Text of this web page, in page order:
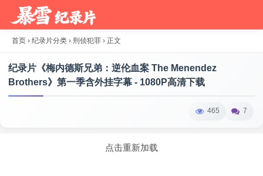
首页 › 纪录片分类 › 刑侦犯罪 › 正文
纪录片《梅内德斯兄弟：逆伦血案 The Menendez
Brothers》第一季含外挂字幕 - 1080P高清下载
465 7
点击重新加载